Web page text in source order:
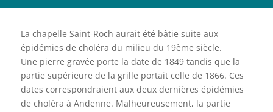
La chapelle Saint-Roch aurait été bâtie suite aux
épidémies de choléra du milieu du 19ème siècle.
Une pierre gravée porte la date de 1849 tandis que la
partie supérieure de la grille portait celle de 1866. Ces
dates correspondraient aux deux dernières épidémies
de choléra à Andenne. Malheureusement, la partie